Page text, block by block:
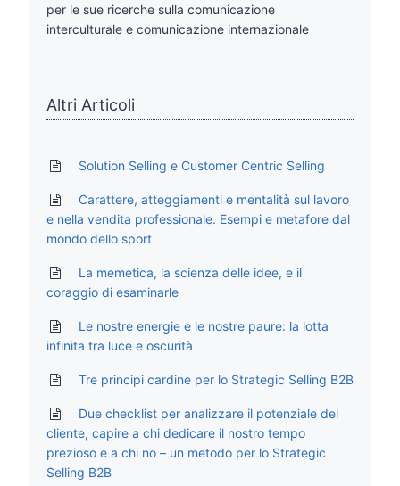
per le sue ricerche sulla comunicazione
interculturale e comunicazione internazionale
Altri Articoli
Solution Selling e Customer Centric Selling
Carattere, atteggiamenti e mentalità sul lavoro
e nella vendita professionale. Esempi e metafore dal
mondo dello sport
La memetica, la scienza delle idee, e il
coraggio di esaminarle
Le nostre energie e le nostre paure: la lotta
infinita tra luce e oscurità
Tre principi cardine per lo Strategic Selling B2B
Due checklist per analizzare il potenziale del
cliente, capire a chi dedicare il nostro tempo
prezioso e a chi no – un metodo per lo Strategic
Selling B2B